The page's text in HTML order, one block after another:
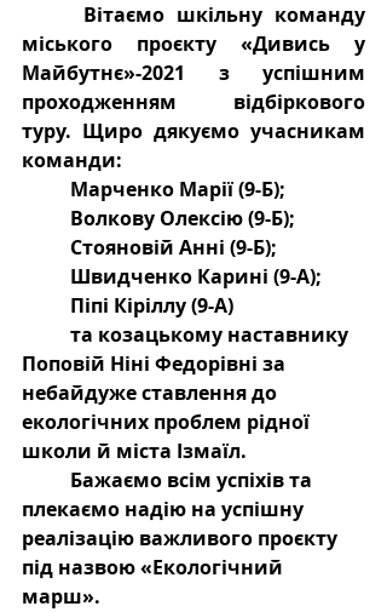
Вітаємо шкільну команду
міського проєкту «Дивись у
Майбутнє»-2021 з успішним
проходженням відбіркового
туру. Щиро дякуємо учасникам
команди:
	Марченко Марії (9-Б);
	Волкову Олексію (9-Б);
	Стояновій Анні (9-Б);
	Швидченко Карині (9-А);
	Піпі Кіріллу (9-А)
Поповій Ніні Федорівні за
небайдуже ставлення до
екологічних проблем рідної
школи й міста Ізмаїл.
плекаємо надію на успішну
реалізацію важливого проєкту
під назвою «Екологічний
марш».